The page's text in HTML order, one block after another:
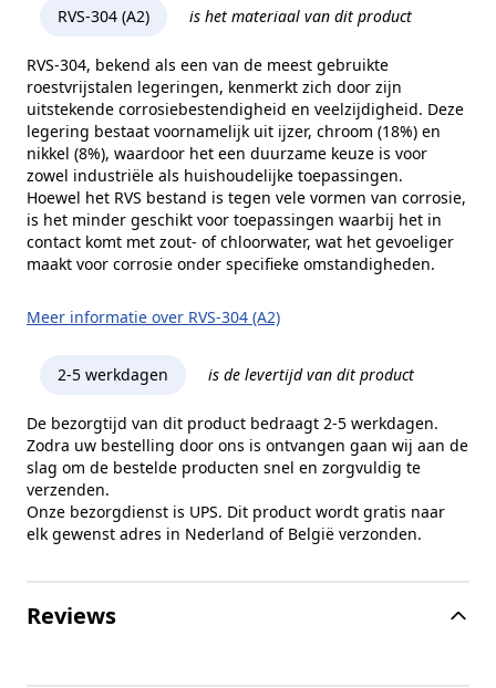
Kopvorm
Cilinderkop
Kophoogte (k)
24 mm
Kopdiameter (dk)
36 mm
Aandrijving
Binnenzeskant
Inhoud verpakking
5 stuks
Merk
RVS Products
RVS-304 (A2) is het materiaal van dit product
RVS-304, bekend als een van de meest gebruikte
roestvrijstalen legeringen, kenmerkt zich door zijn
uitstekende corrosiebestendigheid en veelzijdigheid. Deze
legering bestaat voornamelijk uit ijzer, chroom (18%) en
nikkel (8%), waardoor het een duurzame keuze is voor
zowel industriële als huishoudelijke toepassingen.
Hoewel het RVS bestand is tegen vele vormen van corrosie,
is het minder geschikt voor toepassingen waarbij het in
contact komt met zout- of chloorwater, wat het gevoeliger
maakt voor corrosie onder specifieke omstandigheden.
Meer informatie over RVS-304 (A2)
2-5 werkdagen is de levertijd van dit product
De bezorgtijd van dit product bedraagt 2-5 werkdagen.
Zodra uw bestelling door ons is ontvangen gaan wij aan de
slag om de bestelde producten snel en zorgvuldig te
verzenden.
Onze bezorgdienst is UPS. Dit product wordt gratis naar
elk gewenst adres in Nederland of België verzonden.
Reviews